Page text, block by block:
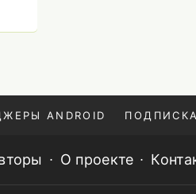
ANDROID ПОДПИСКА
О проекте